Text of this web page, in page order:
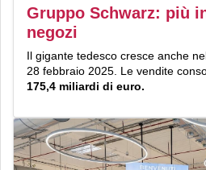
Gruppo Schwarz: più
negozi
Il gigante tedesco cresce anche
28 febbraio 2025. Le vendite
175,4 miliardi di euro.